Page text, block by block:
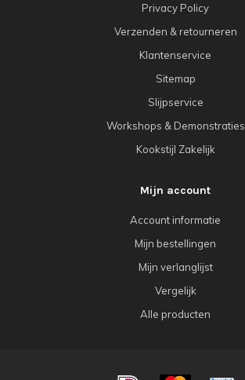
Privacy Policy
Verzenden & retourneren
Klantenservice
Sitemap
Slijpservice
Workshops & Demonstraties
Kookstijl Zakelijk
Mijn account
Account informatie
Mijn bestellingen
Mijn verlanglijst
Vergelijk
Alle producten